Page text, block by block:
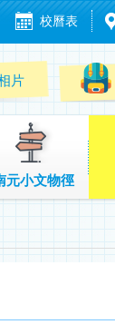
校曆表
片
元小文物徑